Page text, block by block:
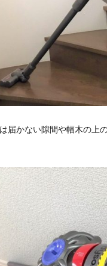
届かない隙間や幅木の上